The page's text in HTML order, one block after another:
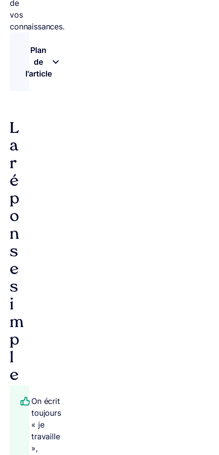
de
vos
connaissances.
Plan
de
l'article
L
a
r
é
p
o
n
s
e
s
i
m
p
l
e
On écrit
toujours
« je
travaille
»,